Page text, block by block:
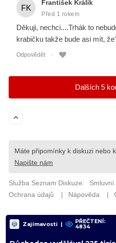
Zajímavosti | PŘEČTENÍ:
4834